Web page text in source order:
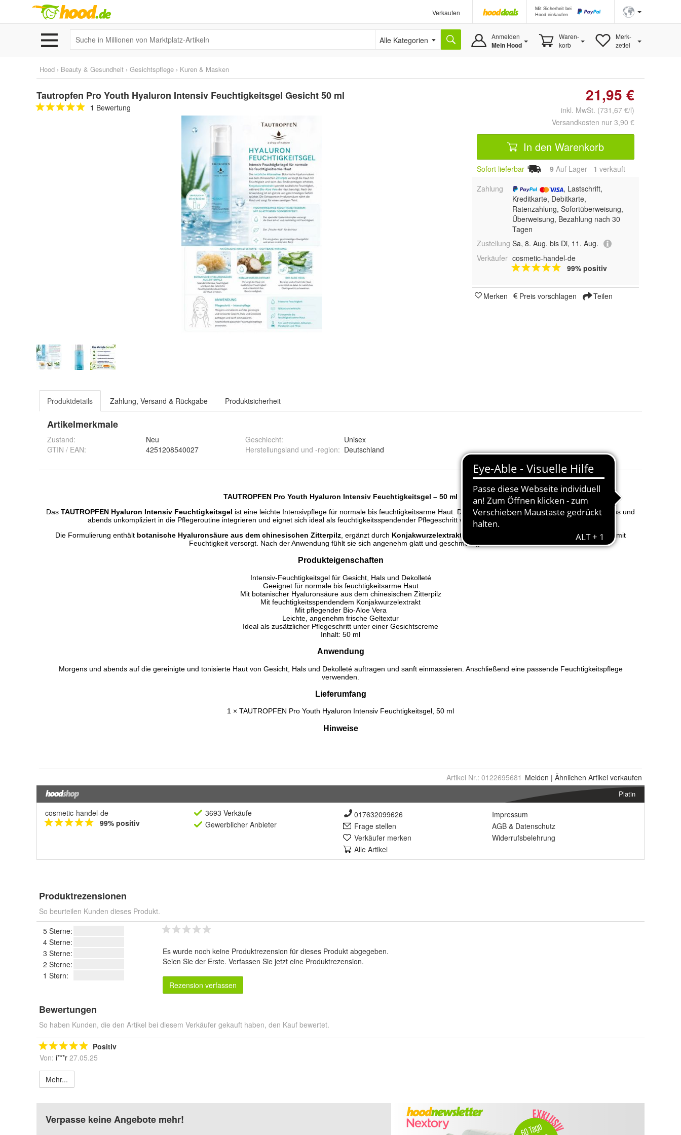
Verkaufen
Mit Sicherheit bei
Hood einkaufen
Alle Kategorien Anmelden
Mein Hood
Waren-
korb
Merk-
zettel
Hood › Beauty & Gesundheit › Gesichtspflege › Kuren & Masken
Tautropfen Pro Youth Hyaluron Intensiv Feuchtigkeitsgel Gesicht 50 ml
1 Bewertung
21,95 €
inkl. MwSt. (731,67 €/l)
Versandkosten nur 3,90 €
In den Warenkorb
Sofort lieferbar 9 Auf Lager 1 verkauft
Zahlung
, Lastschrift,
Kreditkarte, Debitkarte,
Ratenzahlung, Sofortüberweisung,
Überweisung, Bezahlung nach 30
Tagen
Zustellung Sa, 8. Aug. bis Di, 11. Aug.
Verkäufer cosmetic-handel-de
99% positiv
Merken Preis vorschlagen Teilen
Produktdetails Zahlung, Versand & Rückgabe Produktsicherheit
Artikelmerkmale
Zustand:
Neu
GTIN / EAN:
4251208540027
Geschlecht:
Unisex
Herstellungsland und -region: Deutschland
Artikel Nr.: 0122695681 Melden | Ähnlichen Artikel verkaufen
Platin
cosmetic-handel-de
99% positiv
3693 Verkäufe
Gewerblicher Anbieter
017632099626
Frage stellen
Verkäufer merken
Alle Artikel
Impressum
AGB & Datenschutz
Widerrufsbelehrung
Produktrezensionen
So beurteilen Kunden dieses Produkt.
5 Sterne:
4 Sterne:
3 Sterne:
2 Sterne:
1 Stern:
Es wurde noch keine Produktrezension für dieses Produkt abgegeben.
Seien Sie der Erste. Verfassen Sie jetzt eine Produktrezension.
Rezension verfassen
Bewertungen
So haben Kunden, die den Artikel bei diesem Verkäufer gekauft haben, den Kauf bewertet.
Positiv
Von: i***r 27.05.25
Mehr...
Verpasse keine Angebote mehr!